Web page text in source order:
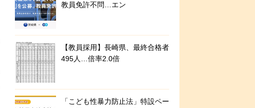
教員免許不問…エン
【教員採用】長崎県、最終合格者
495人…倍率2.0倍
「こども性暴力防止法」特設ペー